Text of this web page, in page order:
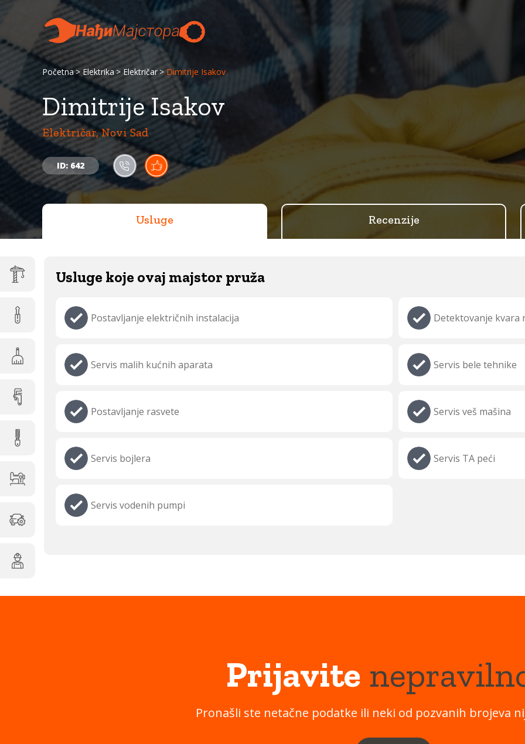
Početna Elektrika Električar Dimitrije Isakov
Dimitrije Isakov
Električar, Novi Sad
ID: 642
Usluge Recenzije
Usluge koje ovaj majstor pruža
Postavljanje električnih instalacija Detektovanje kvara
Servis malih kućnih aparata Servis bele tehnike
Postavljanje rasvete Servis veš mašina
Servis bojlera Servis TA peći
Servis vodenih pumpi
Prijavite
Pronašli ste netačne podatke ili neki od pozvanih brojeva